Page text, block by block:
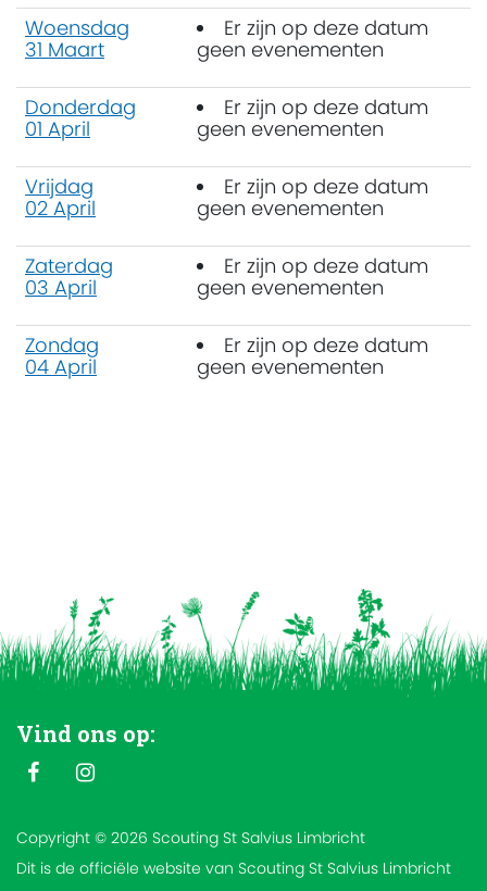
Woensdag
31 Maart
Er zijn op deze datum
geen evenementen
Donderdag
01 April
Er zijn op deze datum
geen evenementen
Vrijdag
02 April
Er zijn op deze datum
geen evenementen
Zaterdag
03 April
Er zijn op deze datum
geen evenementen
Zondag
04 April
Er zijn op deze datum
geen evenementen
Vind ons op:
Copyright © 2026 Scouting St Salvius Limbricht
Dit is de officiële website van Scouting St Salvius Limbricht